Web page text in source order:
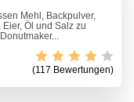
Mehl, Backpulver,
Öl und Salz zu
(117 Bewertungen)